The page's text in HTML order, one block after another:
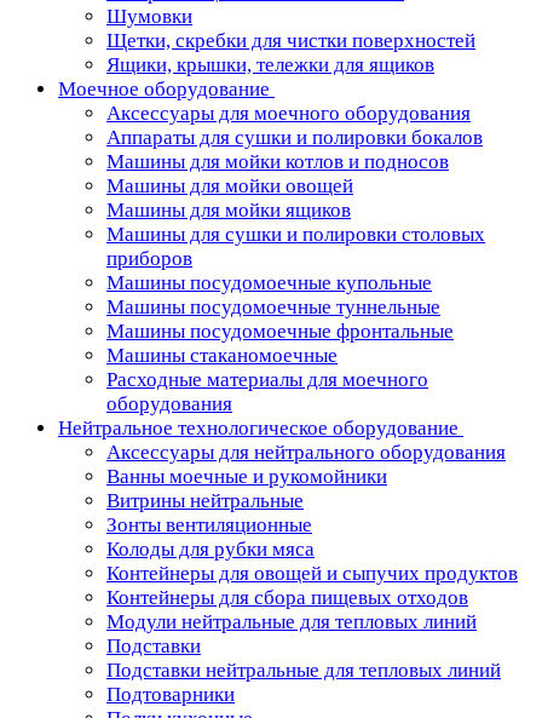
Шумовки
Щетки, скребки для чистки поверхностей
Ящики, крышки, тележки для ящиков
Моечное оборудование
Аксессуары для моечного оборудования
Аппараты для сушки и полировки бокалов
Машины для мойки котлов и подносов
Машины для мойки овощей
Машины для мойки ящиков
Машины для сушки и полировки столовых
приборов
Машины посудомоечные купольные
Машины посудомоечные туннельные
Машины посудомоечные фронтальные
Машины стаканомоечные
Расходные материалы для моечного
оборудования
Нейтральное технологическое оборудование
Аксессуары для нейтрального оборудования
Ванны моечные и рукомойники
Витрины нейтральные
Зонты вентиляционные
Колоды для рубки мяса
Контейнеры для овощей и сыпучих продуктов
Контейнеры для сбора пищевых отходов
Модули нейтральные для тепловых линий
Подставки
Подставки нейтральные для тепловых линий
Подтоварники